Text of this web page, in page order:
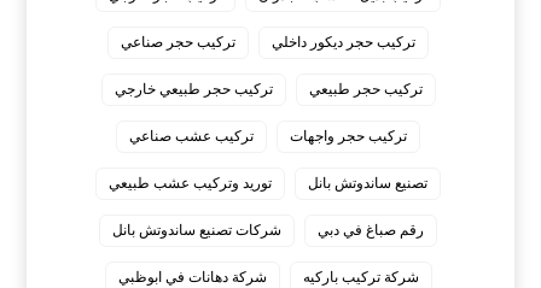
تركيب حجر ديكور داخلي تركيب حجر صناعي
تركيب حجر طبيعي تركيب حجر طبيعي خارجي
تركيب حجر واجهات تركيب عشب صناعي
تصنيع ساندوتش بانل توريد وتركيب عشب طبيعي
رقم صباغ في دبي شركات تصنيع ساندوتش بانل
شركة تركيب باركيه شركة دهانات في ابوظبي